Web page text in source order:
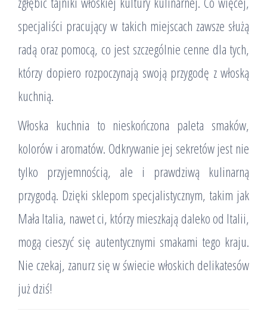
specjaliści pracujący w takich miejscach zawsze służą
radą oraz pomocą, co jest szczególnie cenne dla tych,
którzy dopiero rozpoczynają swoją przygodę z włoską
kuchnią.
Włoska kuchnia to nieskończona paleta smaków,
kolorów i aromatów. Odkrywanie jej sekretów jest nie
tylko przyjemnością, ale i prawdziwą kulinarną
przygodą. Dzięki sklepom specjalistycznym, takim jak
Mała Italia, nawet ci, którzy mieszkają daleko od Italii,
mogą cieszyć się autentycznymi smakami tego kraju.
Nie czekaj, zanurz się w świecie włoskich delikatesów
już dziś!